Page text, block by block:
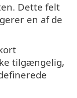
Dette felt
en af de
tilgængelig,